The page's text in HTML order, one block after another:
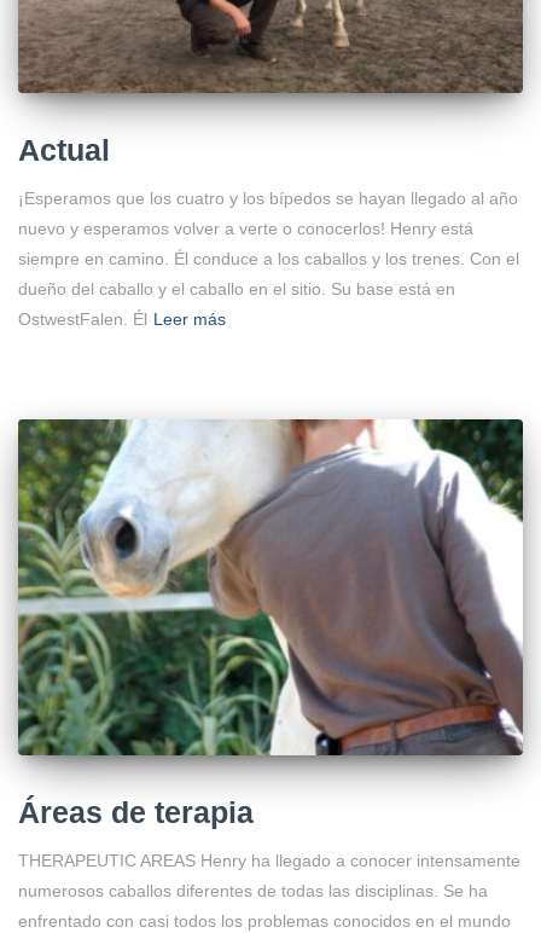
Actual
¡Esperamos que los cuatro y los bípedos se hayan llegado al año
nuevo y esperamos volver a verte o conocerlos! Henry está
siempre en camino. Él conduce a los caballos y los trenes. Con el
dueño del caballo y el caballo en el sitio. Su base está en
OstwestFalen. Él Leer más
Áreas de terapia
THERAPEUTIC AREAS Henry ha llegado a conocer intensamente
numerosos caballos diferentes de todas las disciplinas. Se ha
enfrentado con casi todos los problemas conocidos en el mundo